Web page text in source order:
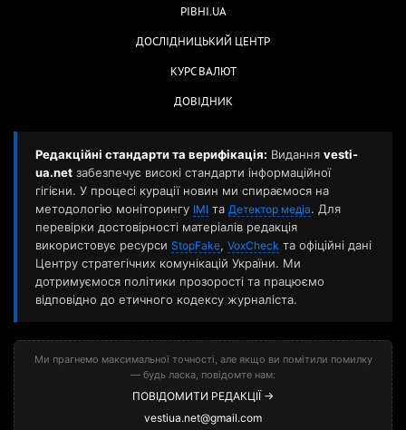
РІВНІ.UA
ДОСЛІДНИЦЬКИЙ ЦЕНТР
КУРС ВАЛЮТ
ДОВІДНИК
Редакційні стандарти та верифікація: Видання vesti-
ua.net забезпечує високі стандарти інформаційної
гігієни. У процесі курації новин ми спираємося на
методологію моніторингу ІМІ та Детектор медіа. Для
перевірки достовірності матеріалів редакція
використовує ресурси StopFake, VoxCheck та офіційні дані
Центру стратегічних комунікацій України. Ми
дотримуємося політики прозорості та працюємо
відповідно до етичного кодексу журналіста.
Ми прагнемо максимальної точності, але якщо ви помітили помилку
— будь ласка, повідомте нам:
ПОВІДОМИТИ РЕДАКЦІЇ →
vestiua.net@gmail.com